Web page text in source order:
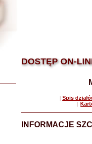
DOSTĘP ON-
| Spis
|
INFORMACJE